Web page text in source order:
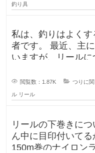
釣り具
私は、釣りはよく
者です。 最近、主
いますが、リールに
閲覧数：1.87K つりに
ル リール
リールの下巻きに
ん中に目印付いて
150m巻のナイロン